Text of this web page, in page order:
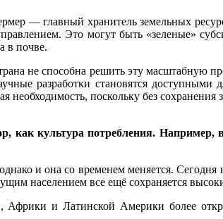
— главный хранитель земельных
Это могут быть «зеленые»
в почве.
не способна решить эту масштабную
разработки становятся
необходимость, поскольку без
культура потребления. Например,
и она со временем меняется.
населением все ещё сохраняется
и Латинской Америки более